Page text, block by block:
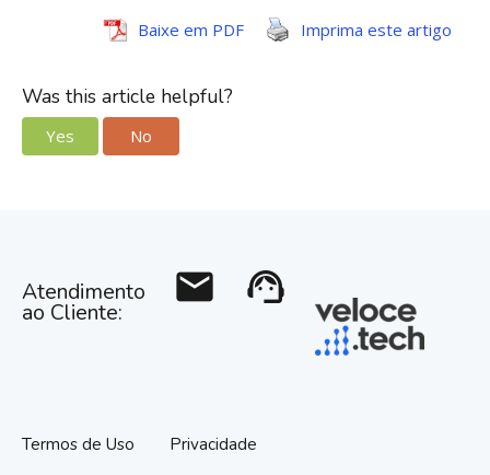
Baixe em PDF Imprima este artigo
Was this article helpful?
Yes No
Atendimento
ao Cliente:
mail support_agent
Termos de Uso Privacidade